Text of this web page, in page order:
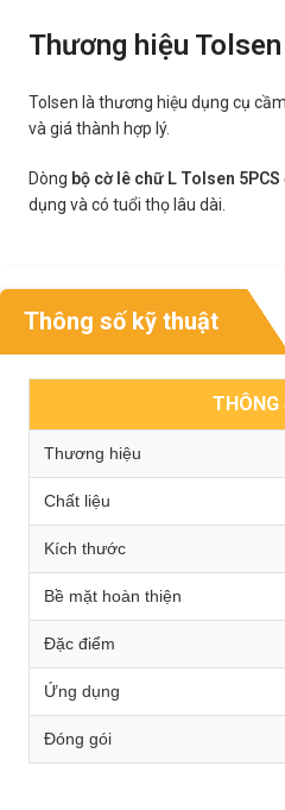
Thương hiệu
Tolsen là thương hiệu dụng cụ
và giá thành hợp lý.
Dòng bộ cờ lê chữ L Tolsen 5PCS
dụng và có tuổi thọ lâu dài.
Thông số kỹ thuật
THÔNG
Thương hiệu
Chất liệu
Kích thước
Bề mặt hoàn thiện
Đặc điểm
Ứng dụng
Đóng gói